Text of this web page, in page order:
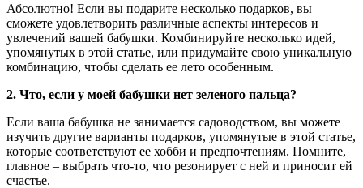
Абсолютно! Если вы подарите несколько подарков, вы
сможете удовлетворить различные аспекты интересов и
увлечений вашей бабушки. Комбинируйте несколько идей,
упомянутых в этой статье, или придумайте свою уникальную
комбинацию, чтобы сделать ее лето особенным.
2. Что, если у моей бабушки нет зеленого пальца?
Если ваша бабушка не занимается садоводством, вы можете
изучить другие варианты подарков, упомянутые в этой статье,
которые соответствуют ее хобби и предпочтениям. Помните,
главное – выбрать что-то, что резонирует с ней и приносит ей
счастье.